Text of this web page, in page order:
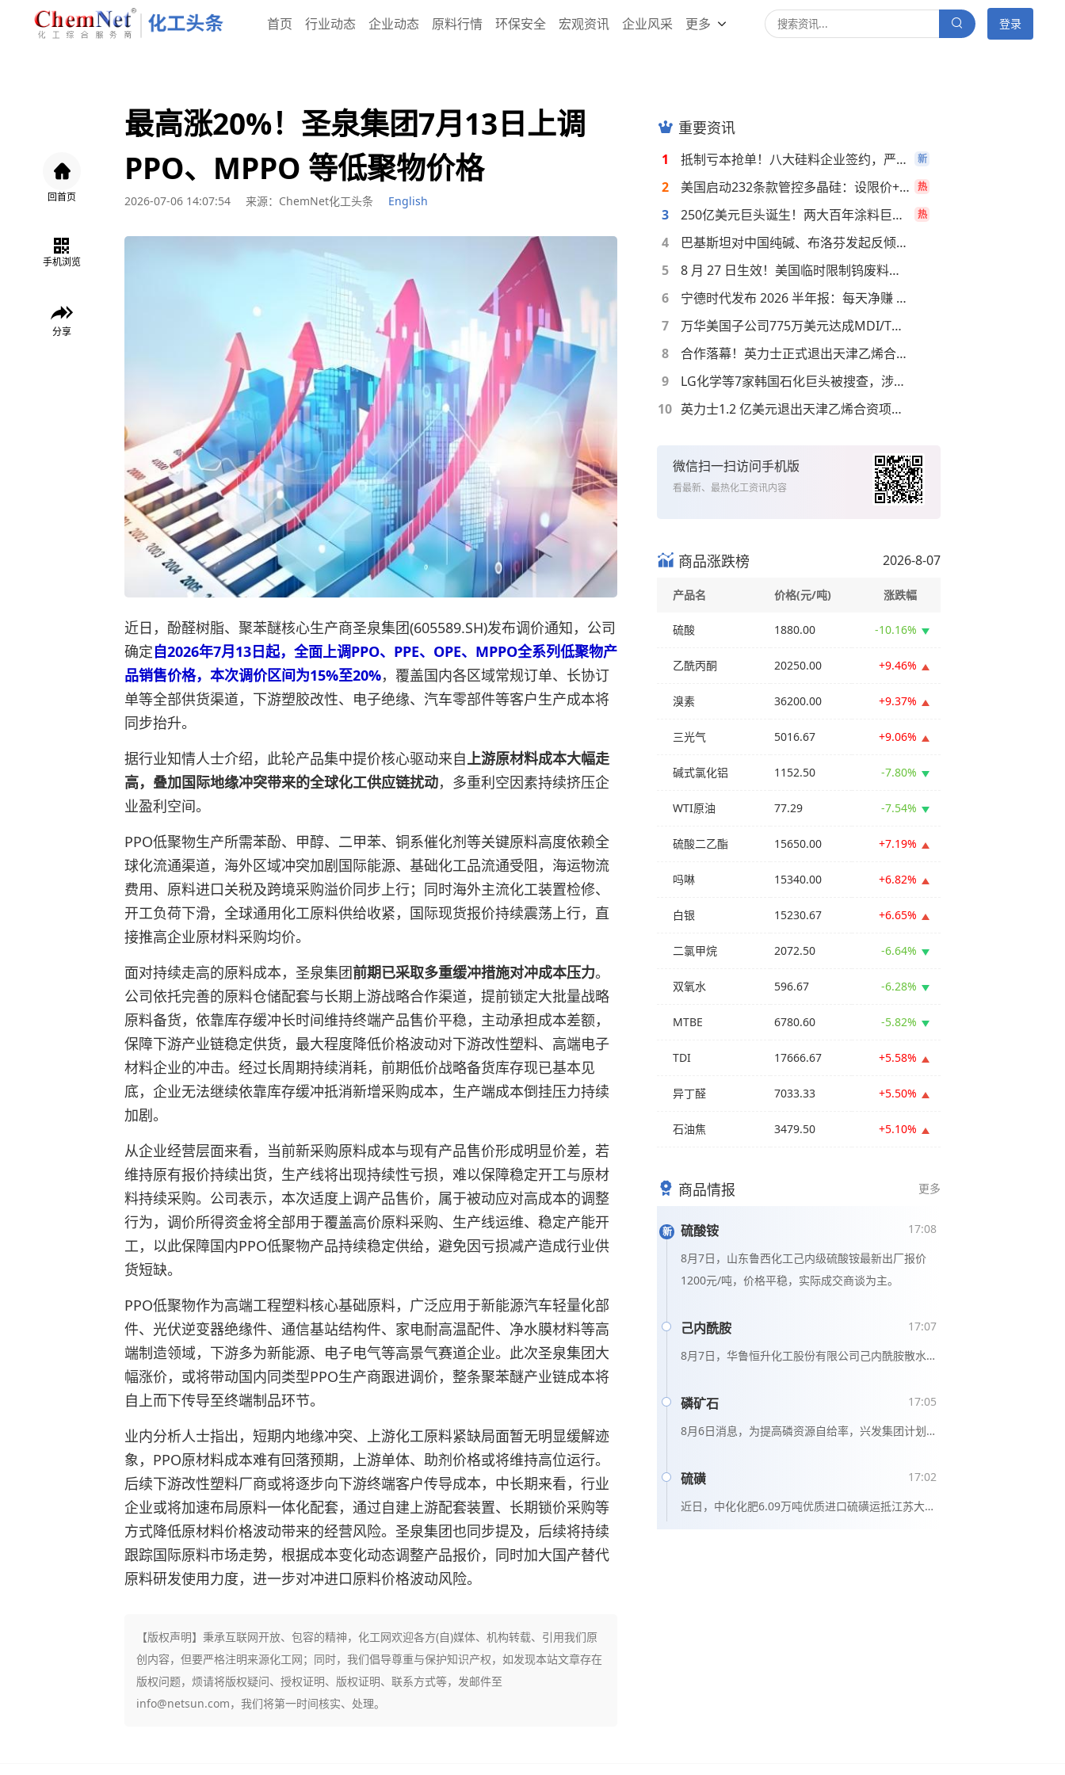
回首页
手机浏览
分享
首页 行业动态 企业动态 原料行情 环保安全 宏观资讯 企业风采 更多 登录
最高涨20%！圣泉集团7月13日上调
PPO、MPPO 等低聚物价格
2026-07-06 14:07:54 来源：ChemNet化工头条 English
近日，酚醛树脂、聚苯醚核心生产商圣泉集团(605589.SH)发布调价通知，公司
确定自2026年7月13日起，全面上调PPO、PPE、OPE、MPPO全系列低聚物产
品销售价格，本次调价区间为15%至20%，覆盖国内各区域常规订单、长协订
单等全部供货渠道，下游塑胶改性、电子绝缘、汽车零部件等客户生产成本将
同步抬升。
据行业知情人士介绍，此轮产品集中提价核心驱动来自上游原材料成本大幅走
高，叠加国际地缘冲突带来的全球化工供应链扰动，多重利空因素持续挤压企
业盈利空间。
PPO低聚物生产所需苯酚、甲醇、二甲苯、铜系催化剂等关键原料高度依赖全
球化流通渠道，海外区域冲突加剧国际能源、基础化工品流通受阻，海运物流
费用、原料进口关税及跨境采购溢价同步上行；同时海外主流化工装置检修、
开工负荷下滑，全球通用化工原料供给收紧，国际现货报价持续震荡上行，直
接推高企业原材料采购均价。
面对持续走高的原料成本，圣泉集团前期已采取多重缓冲措施对冲成本压力。
公司依托完善的原料仓储配套与长期上游战略合作渠道，提前锁定大批量战略
原料备货，依靠库存缓冲长时间维持终端产品售价平稳，主动承担成本差额，
保障下游产业链稳定供货，最大程度降低价格波动对下游改性塑料、高端电子
材料企业的冲击。经过长周期持续消耗，前期低价战略备货库存现已基本见
底，企业无法继续依靠库存缓冲抵消新增采购成本，生产端成本倒挂压力持续
加剧。
从企业经营层面来看，当前新采购原料成本与现有产品售价形成明显价差，若
维持原有报价持续出货，生产线将出现持续性亏损，难以保障稳定开工与原材
料持续采购。公司表示，本次适度上调产品售价，属于被动应对高成本的调整
行为，调价所得资金将全部用于覆盖高价原料采购、生产线运维、稳定产能开
工，以此保障国内PPO低聚物产品持续稳定供给，避免因亏损减产造成行业供
货短缺。
PPO低聚物作为高端工程塑料核心基础原料，广泛应用于新能源汽车轻量化部
件、光伏逆变器绝缘件、通信基站结构件、家电耐高温配件、净水膜材料等高
端制造领域，下游多为新能源、电子电气等高景气赛道企业。此次圣泉集团大
幅涨价，或将带动国内同类型PPO生产商跟进调价，整条聚苯醚产业链成本将
自上而下传导至终端制品环节。
业内分析人士指出，短期内地缘冲突、上游化工原料紧缺局面暂无明显缓解迹
象，PPO原材料成本难有回落预期，上游单体、助剂价格或将维持高位运行。
后续下游改性塑料厂商或将逐步向下游终端客户传导成本，中长期来看，行业
企业或将加速布局原料一体化配套，通过自建上游配套装置、长期锁价采购等
方式降低原材料价格波动带来的经营风险。圣泉集团也同步提及，后续将持续
跟踪国际原料市场走势，根据成本变化动态调整产品报价，同时加大国产替代
原料研发使用力度，进一步对冲进口原料价格波动风险。
【版权声明】秉承互联网开放、包容的精神，化工网欢迎各方(自)媒体、机构转载、引用我们原
创内容，但要严格注明来源化工网；同时，我们倡导尊重与保护知识产权，如发现本站文章存在
版权问题，烦请将版权疑问、授权证明、版权证明、联系方式等，发邮件至
info@netsun.com，我们将第一时间核实、处理。
重要资讯
1 抵制亏本抢单！八大硅料企业签约，严禁低于成 新
2 美国启动232条款管控多晶硅：设限价+加征15% 热
3 250亿美元巨头诞生！两大百年涂料巨头合体， 热
4
巴基斯坦对中国纯碱、布洛芬发起反倾销调查
5
8 月 27 日生效！美国临时限制钨废料、锂电池
6
宁德时代发布 2026 半年报：每天净赚 2.5 亿
7
万华美国子公司775万美元达成MDI/TDI诉讼和解
8
合作落幕！英力士正式退出天津乙烯合资项目
9
LG化学等7家韩国石化巨头被搜查，涉嫌串通操
10
英力士1.2 亿美元退出天津乙烯合资项目，中石
微信扫一扫访问手机版
看最新、最热化工资讯内容
商品涨跌榜 2026-8-07
产品名 价格(元/吨) 涨跌幅
硫酸 1880.00 -10.16%
乙酰丙酮 20250.00 +9.46%
溴素 36200.00 +9.37%
三光气 5016.67 +9.06%
碱式氯化铝 1152.50 -7.80%
WTI原油 77.29 -7.54%
硫酸二乙酯 15650.00 +7.19%
吗啉 15340.00 +6.82%
白银 15230.67 +6.65%
二氯甲烷 2072.50 -6.64%
双氧水 596.67 -6.28%
MTBE 6780.60 -5.82%
TDI 17666.67 +5.58%
异丁醛 7033.33 +5.50%
石油焦 3479.50 +5.10%
商品情报 更多
硫酸铵
17:08
8月7日，山东鲁西化工己内级硫酸铵最新出厂报价
1200元/吨，价格平稳，实际成交商谈为主。
己内酰胺
17:07
8月7日，华鲁恒升化工股份有限公司己内酰胺散水
谈。
磷矿石
17:05
8月6日消息，为提高磷资源自给率，兴发集团计划
矿280万吨/年采矿工程等项目。
硫磺
17:02
近日，中化化肥6.09万吨优质进口硫磺运抵江苏大丰